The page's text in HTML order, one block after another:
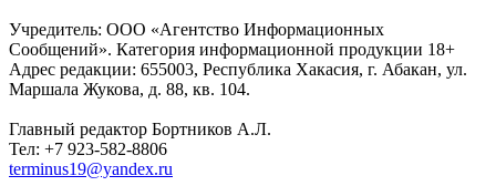
Учредитель: ООО «Агентство Информационных
Сообщений». Категория информационной продукции 18+
Адрес редакции: 655003, Республика Хакасия, г. Абакан, ул.
Маршала Жукова, д. 88, кв. 104.
Главный редактор Бортников А.Л.
Тел: +7 923-582-8806
terminus19@yandex.ru